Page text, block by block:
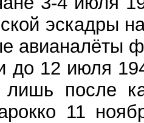
эскадры
авианалёты
до 12 июля
после
11